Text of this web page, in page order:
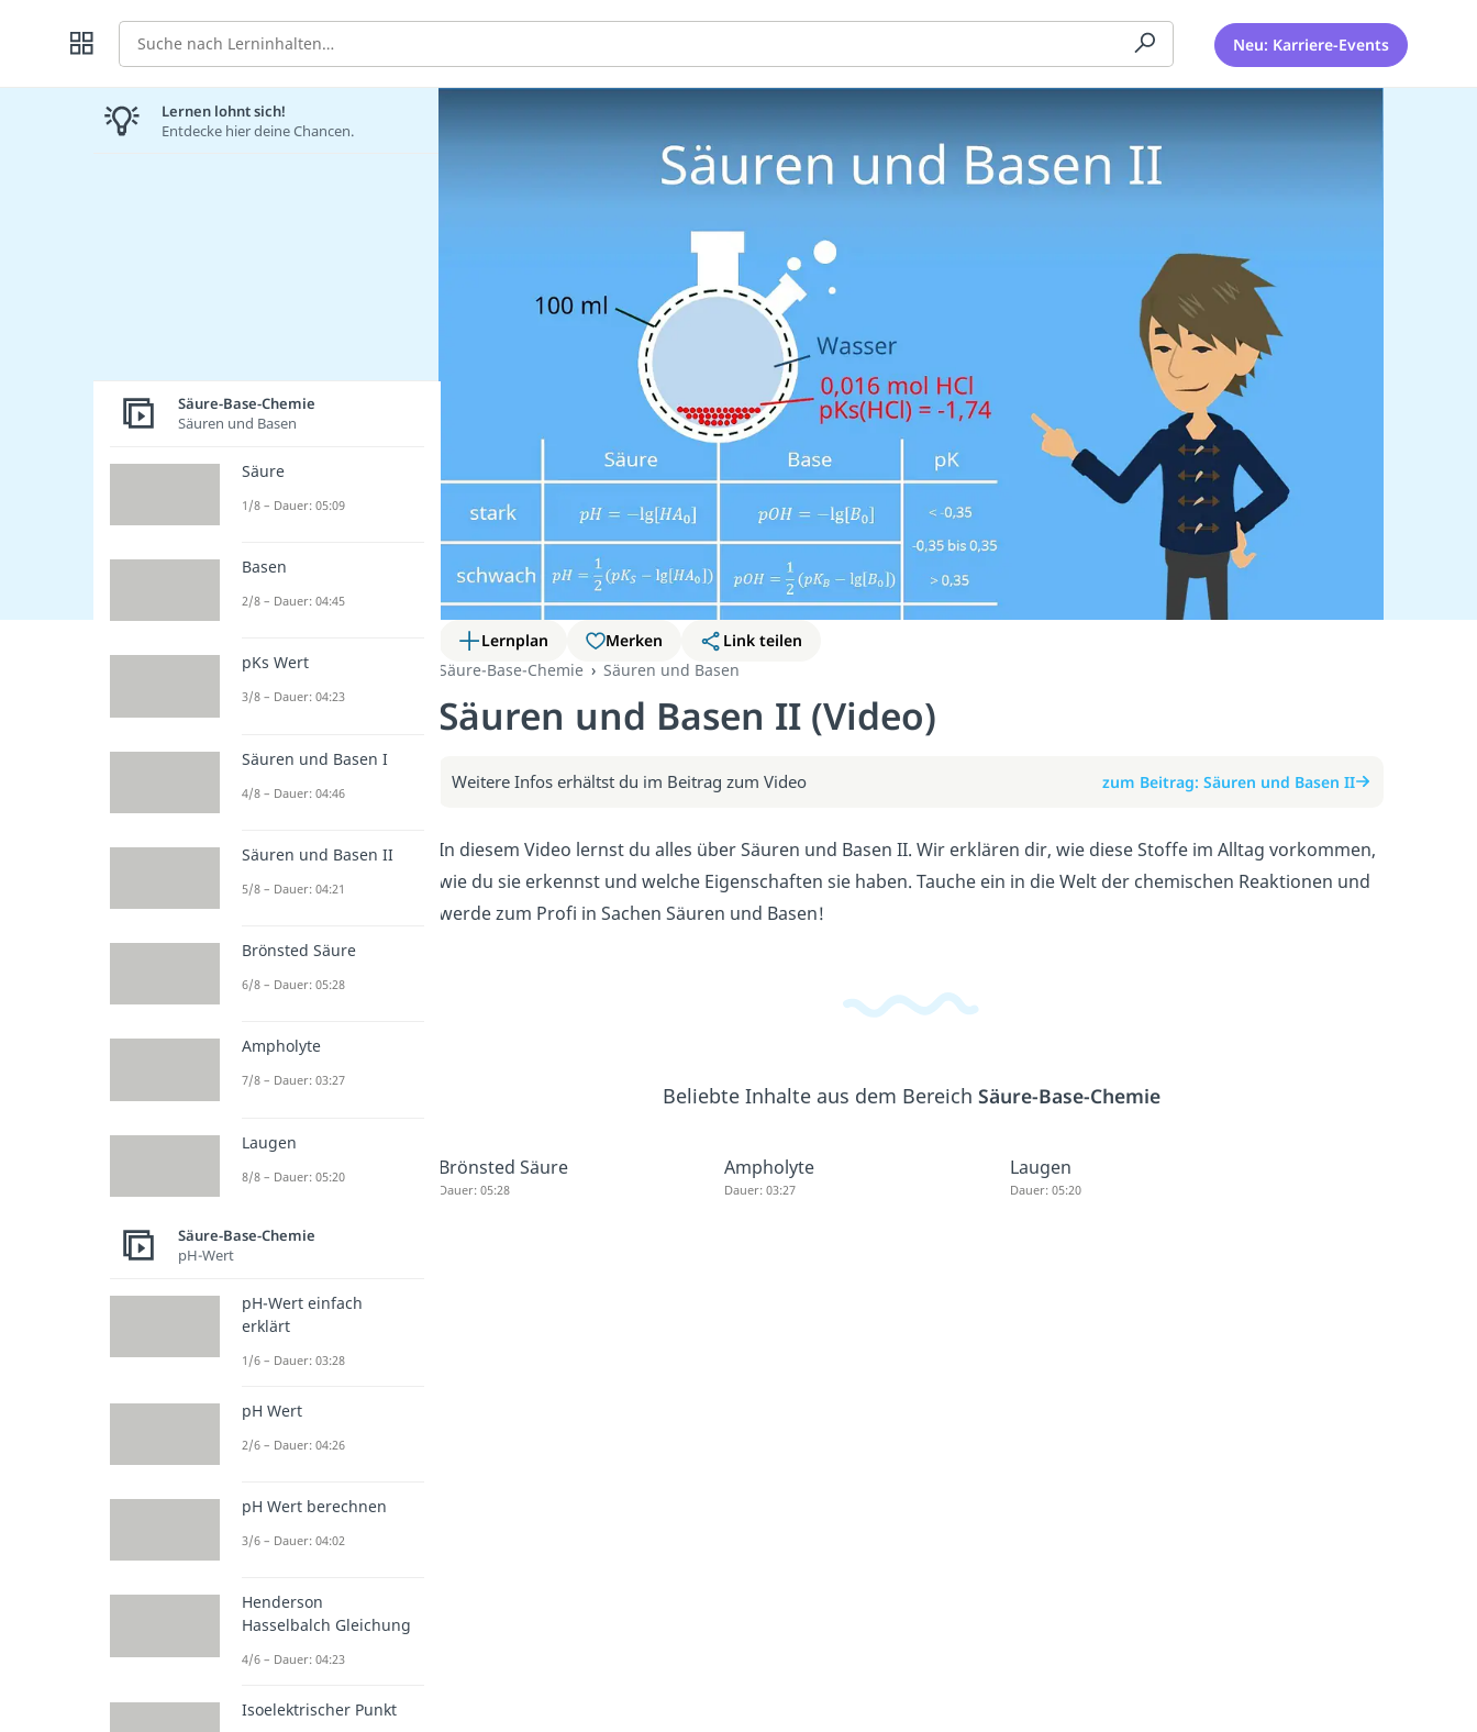
Suche Neu: Karriere-Events
Lernplan Merken
Link teilen
Säure-Base-Chemie
Säuren und Basen
Säuren und Basen II (Video)
Weitere Infos erhältst du im Beitrag zum Video zum Beitrag: Säuren und Basen II
In diesem Video lernst du alles über Säuren und Basen II. Wir erklären dir, wie diese Stoffe im Alltag vorkommen,
wie du sie erkennst und welche Eigenschaften sie haben. Tauche ein in die Welt der chemischen Reaktionen und
werde zum Profi in Sachen Säuren und Basen!
Beliebte Inhalte aus dem Bereich Säure-Base-Chemie
Brönsted Säure
Dauer: 05:28
Ampholyte
Dauer: 03:27
Laugen
Dauer: 05:20
Lernen lohnt sich!
Entdecke hier deine Chancen.
Säure-Base-Chemie
Säuren und Basen
Säure
1/8 – Dauer: 05:09
Basen
2/8 – Dauer: 04:45
pKs Wert
3/8 – Dauer: 04:23
Säuren und Basen I
4/8 – Dauer: 04:46
Säuren und Basen II
5/8 – Dauer: 04:21
Brönsted Säure
6/8 – Dauer: 05:28
Ampholyte
7/8 – Dauer: 03:27
Laugen
8/8 – Dauer: 05:20
Säure-Base-Chemie
pH-Wert
pH-Wert einfach
erklärt
1/6 – Dauer: 03:28
pH Wert
2/6 – Dauer: 04:26
pH Wert berechnen
3/6 – Dauer: 04:02
Henderson
Hasselbalch Gleichung
4/6 – Dauer: 04:23
Isoelektrischer Punkt